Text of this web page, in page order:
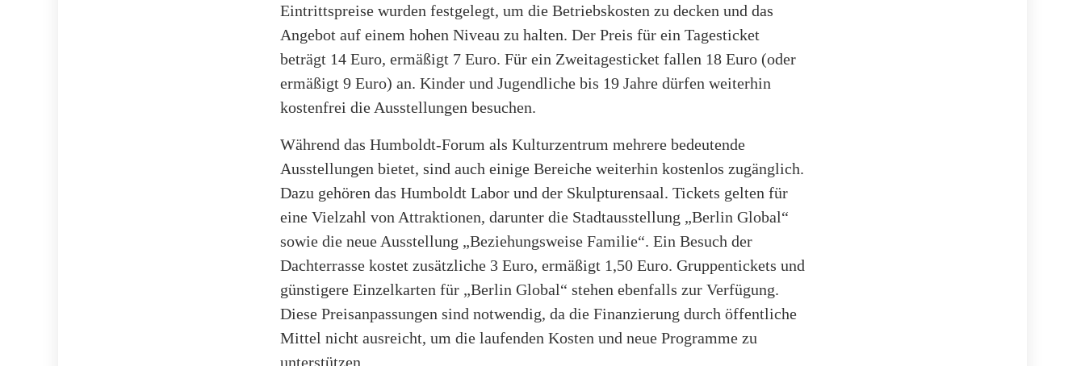
Eintrittspreise wurden festgelegt, um die Betriebskosten zu decken und das
Angebot auf einem hohen Niveau zu halten. Der Preis für ein Tagesticket
beträgt 14 Euro, ermäßigt 7 Euro. Für ein Zweitagesticket fallen 18 Euro (oder
ermäßigt 9 Euro) an. Kinder und Jugendliche bis 19 Jahre dürfen weiterhin
kostenfrei die Ausstellungen besuchen.
Während das Humboldt-Forum als Kulturzentrum mehrere bedeutende
Ausstellungen bietet, sind auch einige Bereiche weiterhin kostenlos zugänglich.
Dazu gehören das Humboldt Labor und der Skulpturensaal. Tickets gelten für
eine Vielzahl von Attraktionen, darunter die Stadtausstellung „Berlin Global“
sowie die neue Ausstellung „Beziehungsweise Familie“. Ein Besuch der
Dachterrasse kostet zusätzliche 3 Euro, ermäßigt 1,50 Euro. Gruppentickets und
günstigere Einzelkarten für „Berlin Global“ stehen ebenfalls zur Verfügung.
Diese Preisanpassungen sind notwendig, da die Finanzierung durch öffentliche
Mittel nicht ausreicht, um die laufenden Kosten und neue Programme zu
unterstützen.